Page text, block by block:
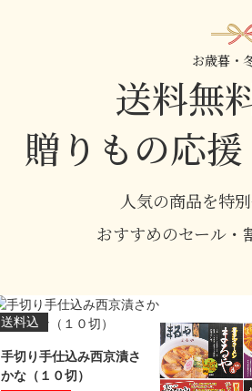
お歳暮・
送料無
贈りもの応
人気の商品を特
おすすめのセール・
送料込
手切り手仕込み西京漬さ
かな（１０切）